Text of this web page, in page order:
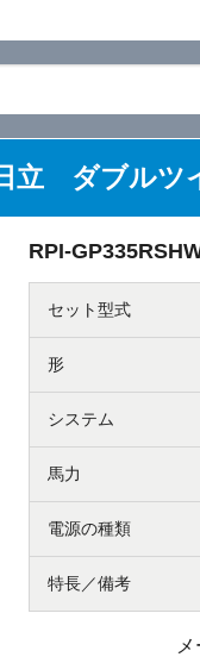
立 ダブルツ
RPI-
セット型式
形
システム
馬力
電源の種類
特長／備考